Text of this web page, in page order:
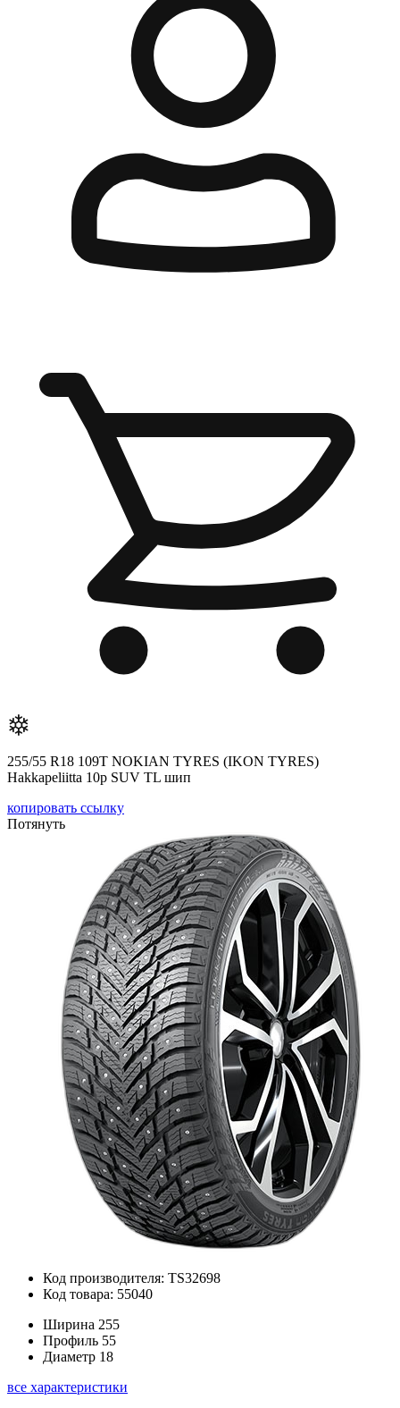
255/55 R18 109T NOKIAN TYRES (IKON TYRES)
Hakkapeliitta 10р SUV TL шип
копировать ссылку
Потянуть
Код производителя: TS32698
Код товара: 55040
Ширина 255
Профиль 55
Диаметр 18
все характеристики